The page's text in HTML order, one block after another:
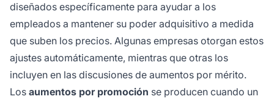
diseñados específicamente para ayudar a los
empleados a mantener su poder adquisitivo a medida
que suben los precios. Algunas empresas otorgan estos
ajustes automáticamente, mientras que otras los
incluyen en las discusiones de aumentos por mérito.
Los aumentos por promoción se producen cuando un